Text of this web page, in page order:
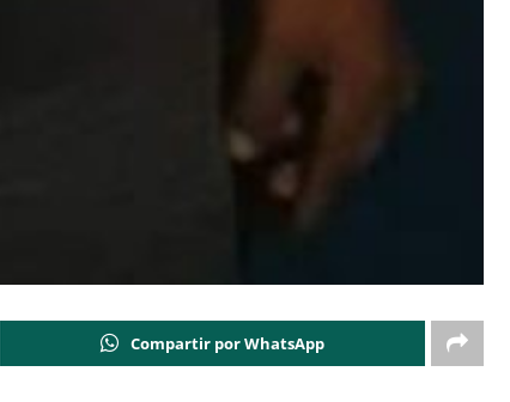
Compartir por WhatsApp